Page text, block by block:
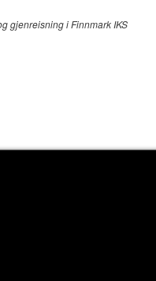
gjenreisning i Finnmark IKS